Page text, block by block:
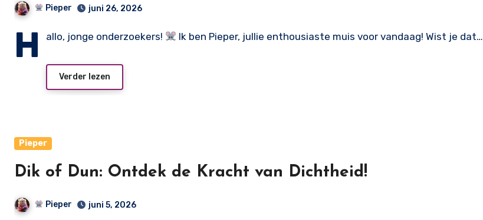
Pieper juni 26, 2026
H allo, jonge onderzoekers! Ik ben Pieper, jullie enthousiaste muis voor vandaag! Wist je dat…
Verder lezen
Pieper
Dik of Dun: Ontdek de Kracht van Dichtheid!
Pieper juni 5, 2026